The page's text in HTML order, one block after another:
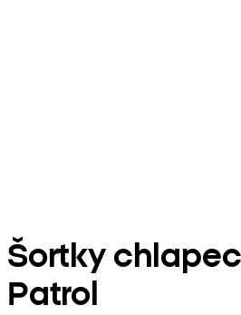
Šortky
Patrol